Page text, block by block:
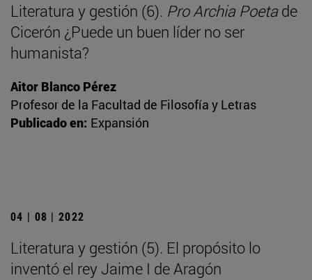
Literatura y gestión (6). Pro Archia Poetade
Cicerón ¿Puede un buen líder no ser
humanista?
Aitor Blanco Pérez
Profesor de la Facultad de Filosofía y Letras
Publicado en: Expansión
04 | 08 | 2022
Literatura y gestión (5). El propósito lo
inventó el rey Jaime I de Aragón